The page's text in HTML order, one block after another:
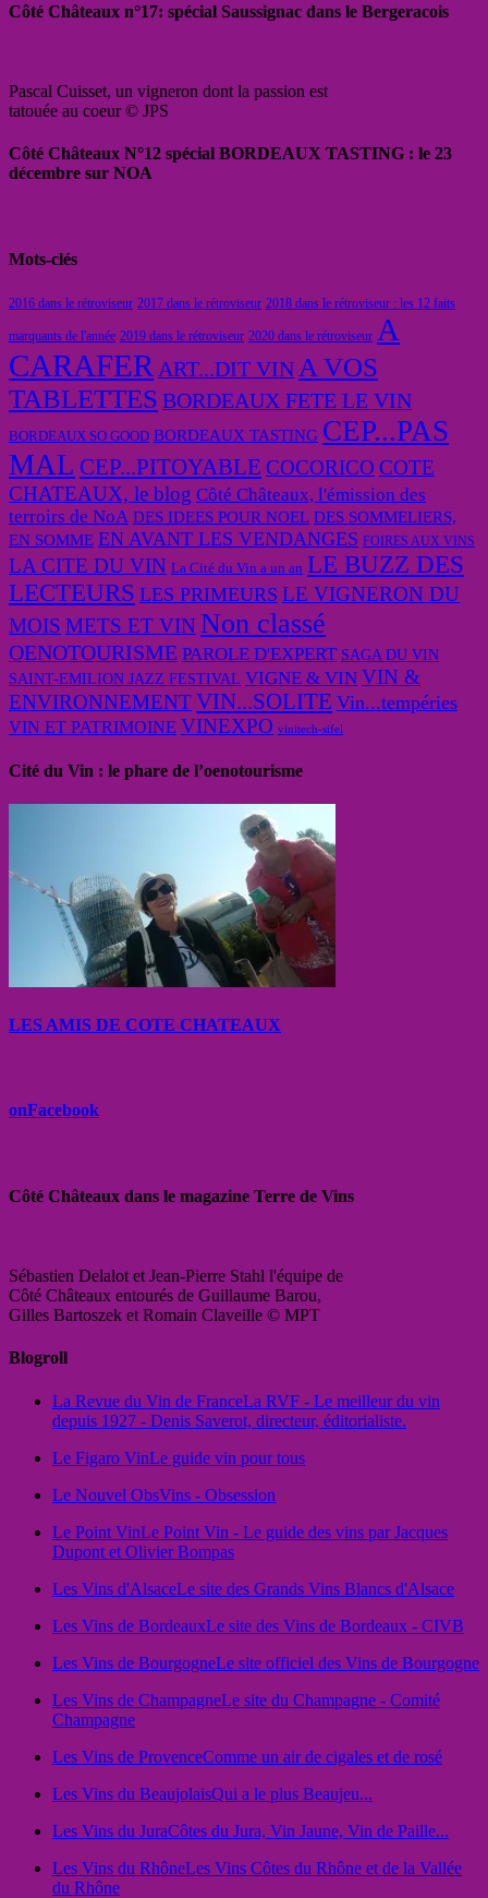
Côté Châteaux n°17: spécial Saussignac dans le Bergeracois
Pascal Cuisset, un vigneron dont la passion est
tatouée au coeur © JPS
Côté Châteaux N°12 spécial BORDEAUX TASTING : le 23
décembre sur NOA
Mots-clés
2016 dans le rétroviseur 2017 dans le rétroviseur 2018 dans le rétroviseur : les 12 faits
marquants de l'année 2019 dans le rétroviseur 2020 dans le rétroviseur A
CARAFER ART...DIT VIN A VOS
TABLETTES BORDEAUX FETE LE VIN
BORDEAUX SO GOOD BORDEAUX TASTING CEP...PAS
MAL CEP...PITOYABLE COCORICO COTE
CHATEAUX, le blog Côté Châteaux, l'émission des
terroirs de NoA DES IDEES POUR NOEL DES SOMMELIERS,
EN SOMME EN AVANT LES VENDANGES FOIRES AUX VINS
LA CITE DU VIN La Cité du Vin a un an LE BUZZ DES
LECTEURS LES PRIMEURS LE VIGNERON DU
MOIS METS ET VIN Non classé
OENOTOURISME PAROLE D'EXPERT SAGA DU VIN
SAINT-EMILION JAZZ FESTIVAL VIGNE & VIN VIN &
ENVIRONNEMENTVIN...SOLITE Vin...tempéries
VIN ET PATRIMOINE VINEXPO vinitech-sifel
Cité du Vin : le phare de l’oenotourisme
LES AMIS DE COTE CHATEAUX
onFacebook
Côté Châteaux dans le magazine Terre de Vins
Sébastien Delalot et Jean-Pierre Stahl l'équipe de
Côté Châteaux entourés de Guillaume Barou,
Gilles Bartoszek et Romain Claveille © MPT
Blogroll
La Revue du Vin de FranceLa RVF - Le meilleur du vin
depuis 1927 - Denis Saverot, directeur, éditorialiste.
Le Figaro VinLe guide vin pour tous
Le Nouvel ObsVins - Obsession
Le Point VinLe Point Vin - Le guide des vins par Jacques
Dupont et Olivier Bompas
Les Vins d'AlsaceLe site des Grands Vins Blancs d'Alsace
Les Vins de BordeauxLe site des Vins de Bordeaux - CIVB
Les Vins de BourgogneLe site officiel des Vins de Bourgogne
Les Vins de ChampagneLe site du Champagne - Comité
Champagne
Les Vins de ProvenceComme un air de cigales et de rosé
Les Vins du BeaujolaisQui a le plus Beaujeu...
Les Vins du JuraCôtes du Jura, Vin Jaune, Vin de Paille...
Les Vins du RhôneLes Vins Côtes du Rhône et de la Vallée
du Rhône